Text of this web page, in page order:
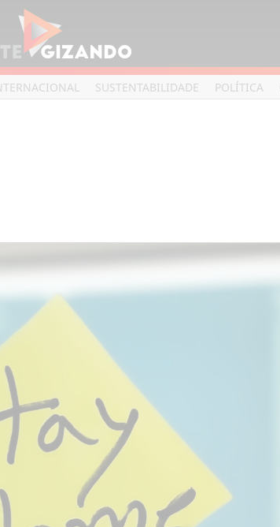
SUSTENTABILIDADE POLÍTICA